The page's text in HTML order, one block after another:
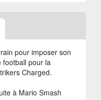
pour imposer son
football pour la
Charged.
à Mario Smash